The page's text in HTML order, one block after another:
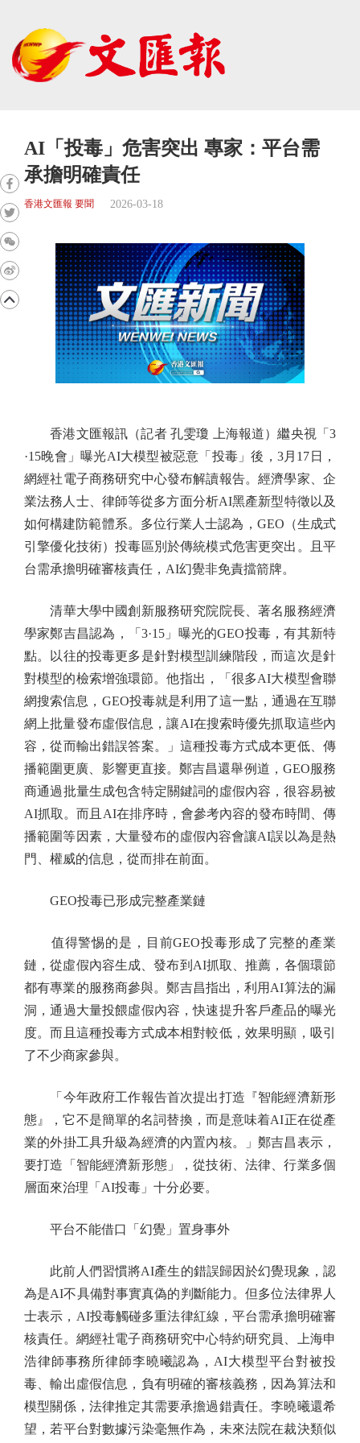
AI「投毒」危害突出 專家：平台需
承擔明確責任
香港文匯報 要聞 2026-03-18
香港文匯報訊（記者 孔雯瓊 上海報道）繼央視「3
·15晚會」曝光AI大模型被惡意「投毒」後，3月17日，
網經社電子商務研究中心發布解讀報告。經濟學家、企
業法務人士、律師等從多方面分析AI黑產新型特徵以及
如何構建防範體系。多位行業人士認為，GEO（生成式
引擎優化技術）投毒區別於傳統模式危害更突出。且平
台需承擔明確審核責任，AI幻覺非免責擋箭牌。
清華大學中國創新服務研究院院長、著名服務經濟
學家鄭吉昌認為，「3·15」曝光的GEO投毒，有其新特
點。以往的投毒更多是針對模型訓練階段，而這次是針
對模型的檢索增強環節。他指出，「很多AI大模型會聯
網搜索信息，GEO投毒就是利用了這一點，通過在互聯
網上批量發布虛假信息，讓AI在搜索時優先抓取這些內
容，從而輸出錯誤答案。」這種投毒方式成本更低、傳
播範圍更廣、影響更直接。鄭吉昌還舉例道，GEO服務
商通過批量生成包含特定關鍵詞的虛假內容，很容易被
AI抓取。而且AI在排序時，會參考內容的發布時間、傳
播範圍等因素，大量發布的虛假內容會讓AI誤以為是熱
門、權威的信息，從而排在前面。
GEO投毒已形成完整產業鏈
值得警惕的是，目前GEO投毒形成了完整的產業
鏈，從虛假內容生成、發布到AI抓取、推薦，各個環節
都有專業的服務商參與。鄭吉昌指出，利用AI算法的漏
洞，通過大量投餵虛假內容，快速提升客戶產品的曝光
度。而且這種投毒方式成本相對較低，效果明顯，吸引
了不少商家參與。
「今年政府工作報告首次提出打造『智能經濟新形
態』，它不是簡單的名詞替換，而是意味着AI正在從產
業的外掛工具升級為經濟的內置內核。」鄭吉昌表示，
要打造「智能經濟新形態」，從技術、法律、行業多個
層面來治理「AI投毒」十分必要。
平台不能借口「幻覺」置身事外
此前人們習慣將AI產生的錯誤歸因於幻覺現象，認
為是AI不具備對事實真偽的判斷能力。但多位法律界人
士表示，AI投毒觸碰多重法律紅線，平台需承擔明確審
核責任。網經社電子商務研究中心特約研究員、上海申
浩律師事務所律師李曉曦認為，AI大模型平台對被投
毒、輸出虛假信息，負有明確的審核義務，因為算法和
模型關係，法律推定其需要承擔過錯責任。李曉曦還希
望，若平台對數據污染毫無作為，未來法院在裁決類似